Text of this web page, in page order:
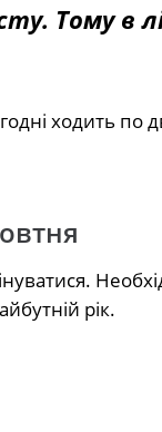
Тому в
ходить по
рік.